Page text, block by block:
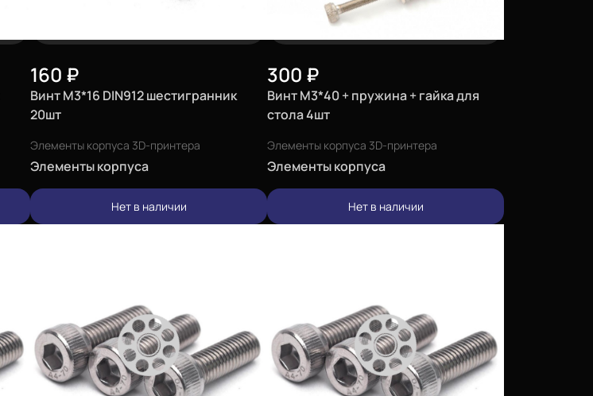
160 ₽
Винт М3*16 DIN912 шестигранник
20шт
Элементы корпуса 3D-принтера
Элементы корпуса
Нет в наличии
300 ₽
Винт М3*40 + пружина + гайка для
стола 4шт
Элементы корпуса 3D-принтера
Элементы корпуса
Нет в наличии